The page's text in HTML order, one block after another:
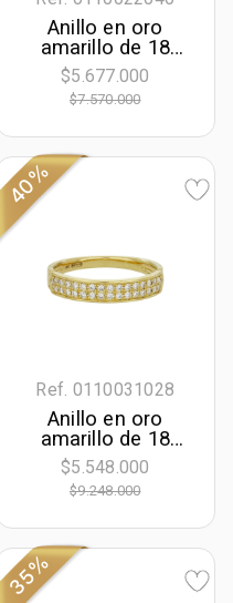
Anillo en oro
amarillo de 18
Kilates, con
zircones
$5.677.000
$7.570.000
40%
Ref. 0110031028
Anillo en oro
amarillo de 18
Kilates, con
diamantes de 0.20
Ct
$5.548.000
$9.248.000
35%